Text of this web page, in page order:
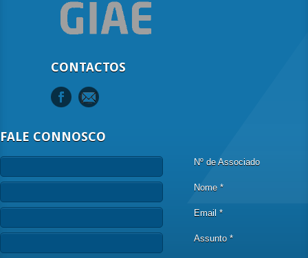
CONTACTOS
FALE CONNOSCO
Nº de Associado
Nome *
Email *
Assunto *